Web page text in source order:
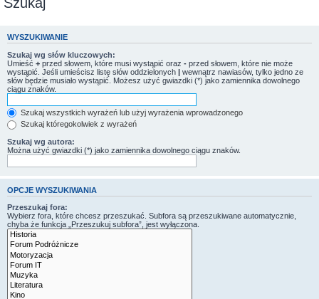
WYSZUKIWANIE
Szukaj wg słów kluczowych:
Umieść + przed słowem, które musi wystąpić oraz - przed słowem, które nie może
wystąpić. Jeśli umieścisz listę słów oddzielonych | wewnątrz nawiasów, tylko jedno ze
słów będzie musiało wystąpić. Możesz użyć gwiazdki (*) jako zamiennika dowolnego
ciągu znaków.
Szukaj wszystkich wyrażeń lub użyj wyrażenia wprowadzonego
Szukaj któregokolwiek z wyrażeń
Szukaj wg autora:
Można użyć gwiazdki (*) jako zamiennika dowolnego ciągu znaków.
OPCJE WYSZUKIWANIA
Przeszukaj fora:
Wybierz fora, które chcesz przeszukać. Subfora są przeszukiwane automatycznie,
chyba że funkcja „Przeszukuj subfora”, jest wyłączona.